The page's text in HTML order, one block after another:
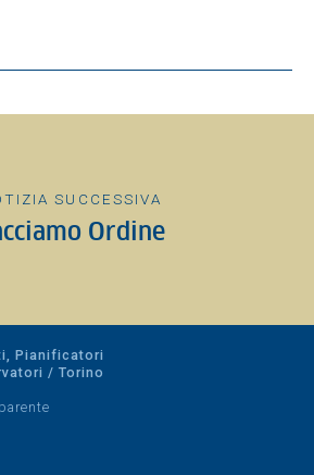
SUCCESSIVA
Ordine
Pianificatori
/ Torino